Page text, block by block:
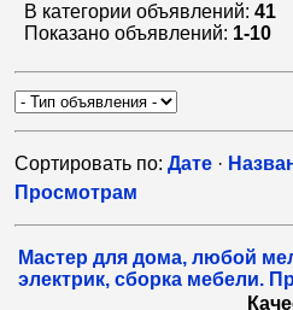
В категории объявлений: 41
Показано объявлений: 1-10
Сортировать по: Дате ·
Просмотрам
Мастер для дома, любой
электрик, сборка мебели.